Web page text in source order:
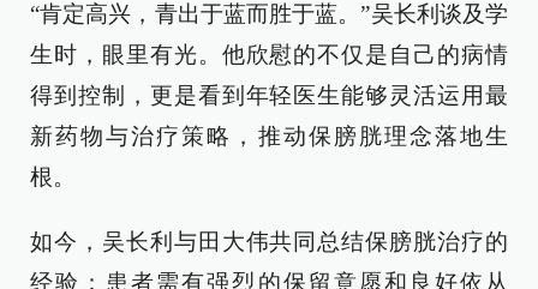
“肯定高兴，青出于蓝而胜于蓝。”吴长利谈及学
生时，眼里有光。他欣慰的不仅是自己的病情
得到控制，更是看到年轻医生能够灵活运用最
新药物与治疗策略，推动保膀胱理念落地生
根。
如今，吴长利与田大伟共同总结保膀胱治疗的
经验：患者需有强烈的保留意愿和良好依从